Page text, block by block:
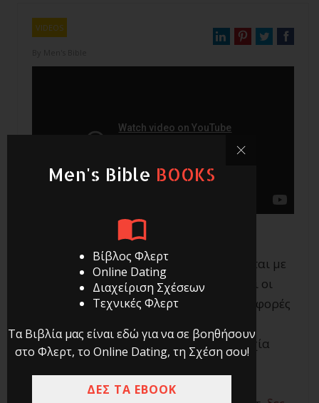
VIDEOS
Το φλερτ είναι κάτι που πρέπει να γίνεται με
σεβασμό ώστε να το απολαμβάνουν και οι
δύο. Πρόσεξε λοιπόν αυτές τις συμπεριφορές
περίεργος και σαμποτάρουν την επιτυχία
Men's Bible BOOKS
Βίβλος Φλερτ
Online Dating
Διαχείριση Σχέσεων
Τεχνικές Φλερτ
Τα Βιβλία μας είναι εδώ για να σε βοηθήσουν
στο Φλερτ, το Online Dating, τη Σχέση σου!
ΔΕΣ ΤΑ EBOOK